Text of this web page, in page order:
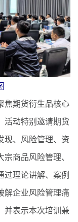
焦期货衍生品核心
活动特别邀请期货
现、风险管理、资
商品风险管理、
过理论讲解、案例
解企业风险管理痛
并表示本次培训兼